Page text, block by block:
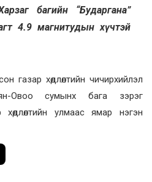
багийн “Бударгана”
4.9 магнитудын хүчтэй
газар хөдлөлтийн чичирхийлэл
Овоо сумынх бага зэрэг
улмаас ямар нэгэн